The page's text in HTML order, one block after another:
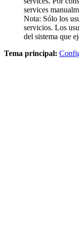
services
Nota: Sólo los
servicios. Los
del sistema que
Tema principal: